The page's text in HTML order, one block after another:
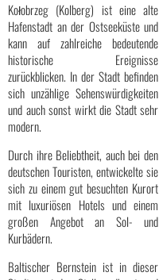
Kołobrzeg (Kolberg) ist eine alte
Hafenstadt an der Ostseeküste und
kann auf zahlreiche bedeutende
historische Ereignisse
zurückblicken. In der Stadt befinden
sich unzählige Sehenswürdigkeiten
und auch sonst wirkt die Stadt sehr
modern.
Durch ihre Beliebtheit, auch bei den
deutschen Touristen, entwickelte sie
sich zu einem gut besuchten Kurort
mit luxuriösen Hotels und einem
großen Angebot an Sol- und
Kurbädern.
Baltischer Bernstein ist in dieser